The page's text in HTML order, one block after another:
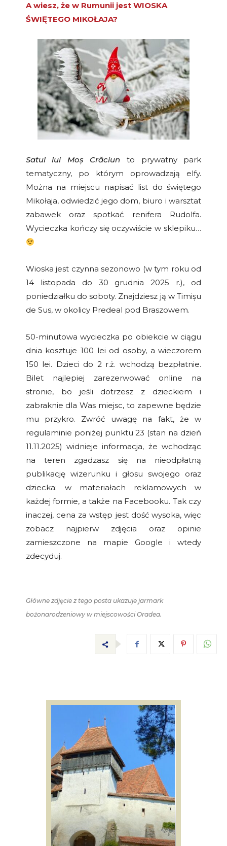
A wiesz, że w Rumunii jest WIOSKA
ŚWIĘTEGO MIKOŁAJA?
Satul lui Moș Crăciun to prywatny park
tematyczny, po którym oprowadzają elfy.
Można na miejscu napisać list do świętego
Mikołaja, odwiedzić jego dom, biuro i warsztat
zabawek oraz spotkać renifera Rudolfa.
Wycieczka kończy się oczywiście w sklepiku…
Wioska jest czynna sezonowo (w tym roku od
14 listopada do 30 grudnia 2025 r.), od
poniedziałku do soboty. Znajdziesz ją w Timișu
de Sus, w okolicy Predeal pod Braszowem.
50-minutowa wycieczka po obiekcie w ciągu
dnia kosztuje 100 lei od osoby, a wieczorem
150 lei. Dzieci do 2 r.ż. wchodzą bezpłatnie.
Bilet najlepiej zarezerwować online na
stronie, bo jeśli dotrzesz z dzieckiem i
zabraknie dla Was miejsc, to zapewne będzie
mu przykro. Zwróć uwagę na fakt, że w
regulaminie poniżej punktu 23 (stan na dzień
11.11.2025) widnieje informacja, że wchodząc
na teren zgadzasz się na nieodpłatną
publikację wizerunku i głosu swojego oraz
dziecka: w materiałach reklamowych w
każdej formie, a także na Facebooku. Tak czy
inaczej, cena za wstęp jest dość wysoka, więc
zobacz najpierw zdjęcia oraz opinie
zamieszczone na mapie Google i wtedy
zdecyduj.
Główne zdjęcie z tego posta ukazuje jarmark
bożonarodzeniowy w miejscowości Oradea.